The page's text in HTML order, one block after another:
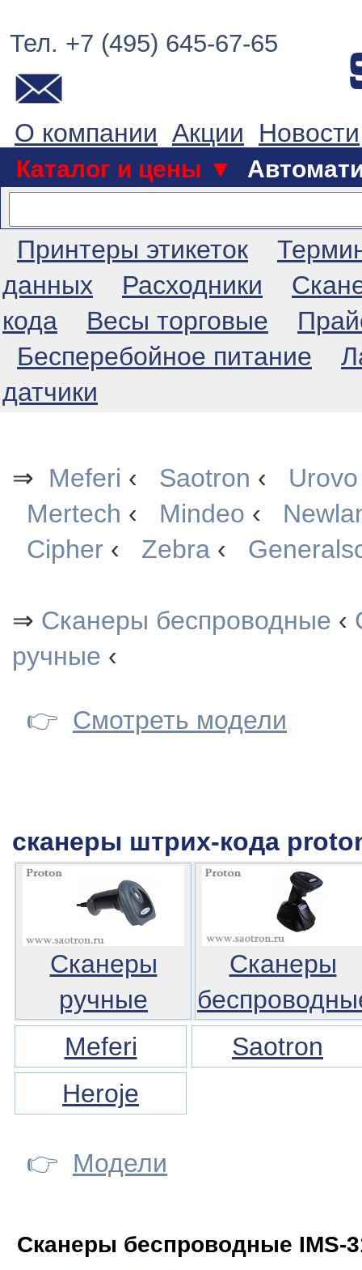
Тел. +7 (495) 645-67-65
О компании Акции Новости
Каталог и цены ▼
Принтеры этикеток
данных
Расходники
кода
Весы торговые
Бесперебойное питание
датчики
⇒ Meferi ‹ Saotron ‹ Urovo
Mertech ‹ Mindeo ‹
Cipher ‹ Zebra ‹
⇒ Сканеры беспроводные ‹
ручные ‹
👉 Смотреть модели
сканеры штрих-кода
Сканеры
ручные
Сканеры
Meferi
Saotron
Heroje
👉 Модели
Сканеры беспроводные IMS-